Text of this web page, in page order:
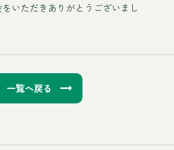
いただきありがとうございまし
一覧へ戻る